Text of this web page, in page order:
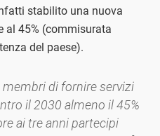
stabilito una nuova
al 45% (commisurata
del paese).
di fornire servizi
il 2030 almeno il 45%
ai tre anni partecipi